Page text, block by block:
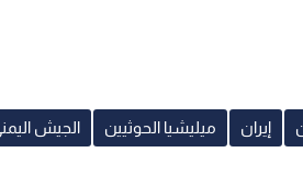
إيران ميليشيا الحوثيين الجيش